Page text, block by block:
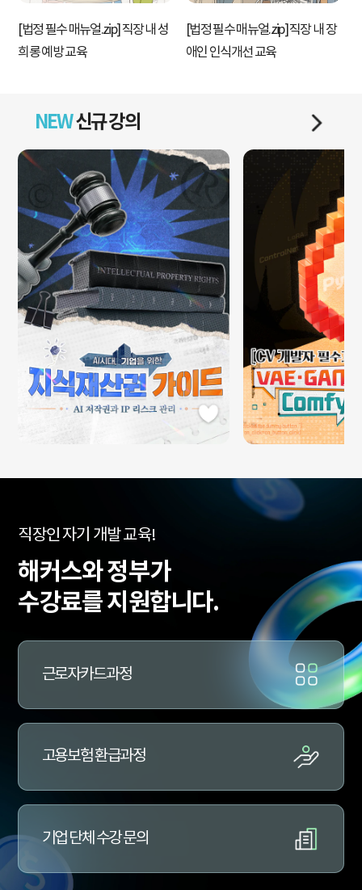
[법정 필수 매뉴얼.zip] 직장 내 성
희롱 예방 교육
[법정 필수 매뉴얼.zip] 직장 내 장
애인 인식개선 교육
NEW신규 강의
수
료
지
원
과
의
직장인 자기 개발 교육!
해커스와 정부가
수강료를 지원합니다.
근로자카드과정
고용보험 환급과정
기업 단체 수강 문의